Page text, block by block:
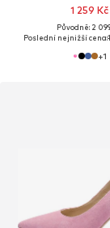
1 259 Kč
Původně: 2
Poslední nejnižší cena:
+1